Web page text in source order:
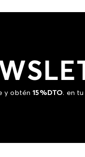
y obtén15%DTO. en